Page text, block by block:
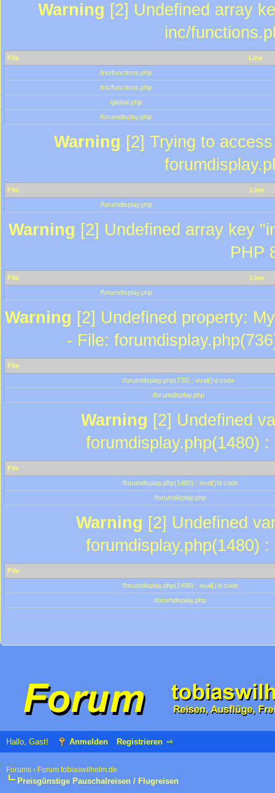
Warning [2] Undefined array
inc/
File
Line
/inc/functions.php
/inc/functions.php
/global.php
/forumdisplay.php
Warning [2] Trying to
File
Line
/forumdisplay.php
Warning [2] Undefined array key
PHP
File
Line
/forumdisplay.php
Warning [2] Undefined property:
- File:
File
/forumdisplay.php(736) : eval()'d code
/forumdisplay.php
Warning [2] Undefined
forumdisplay.php(1480)
File
/forumdisplay.php(1480) : eval()'d code
/forumdisplay.php
Warning [2] Undefined
forumdisplay.php(1480)
File
/forumdisplay.php(1480) : eval()'d code
/forumdisplay.php
Hallo, Gast! Anmelden Registrieren
Forums › Forum tobiaswilhelm.de
Preisgünstige Pauschalreisen / Flugreisen